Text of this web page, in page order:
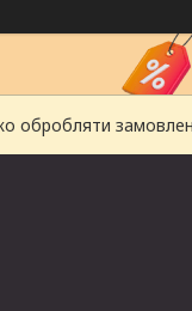
обробляти